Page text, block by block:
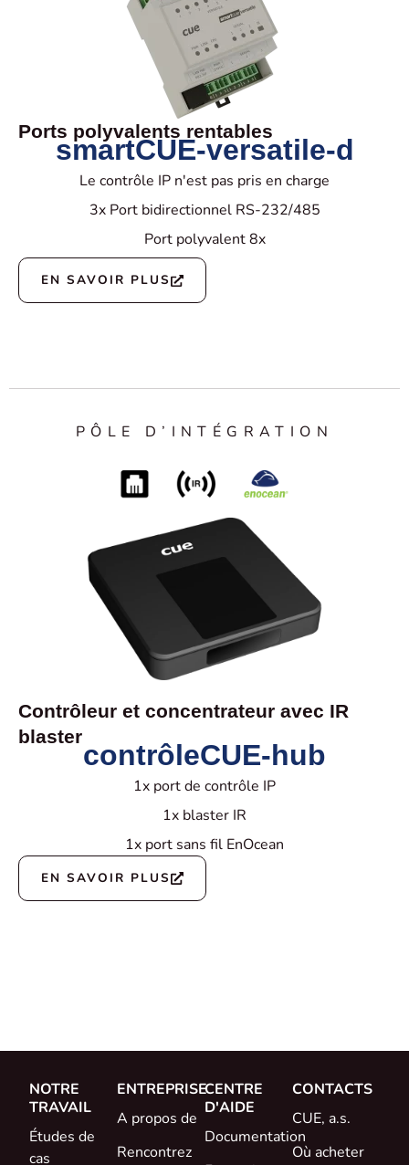
Ports polyvalents rentables
smartCUE-versatile-d
Le contrôle IP n'est pas pris en charge
3x Port bidirectionnel RS-232/485
Port polyvalent 8x
EN SAVOIR PLUS
PÔLE D’INTÉGRATION
Contrôleur et concentrateur avec IR
blaster
contrôleCUE-hub
1x port de contrôle IP
1x blaster IR
1x port sans fil EnOcean
EN SAVOIR PLUS
NOTRE
TRAVAIL
Études de
cas
ENTREPRISE
A propos de
Rencontrez
CENTRE
D'AIDE
Documentation
CONTACTS
CUE, a.s.
Où acheter